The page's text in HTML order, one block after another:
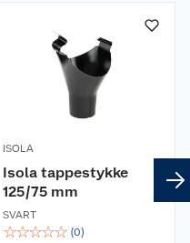
ISOLA
Isola tappestykke
125/75 mm
SVART
☆☆☆☆☆ (0)